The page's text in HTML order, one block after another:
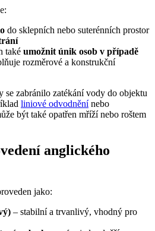
do sklepních nebo suterénních prostor
také umožnit únik osob v případě
rozměrové a konstrukční
se zabránilo zatékání vody do objektu
liniové odvodněnínebo
být také opatřen mříží nebo roštem
anglického
jako:
– stabilní a trvanlivý, vhodný pro